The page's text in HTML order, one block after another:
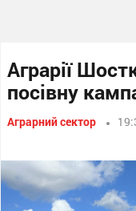
Аграрії
посівну
Аграрний сектор